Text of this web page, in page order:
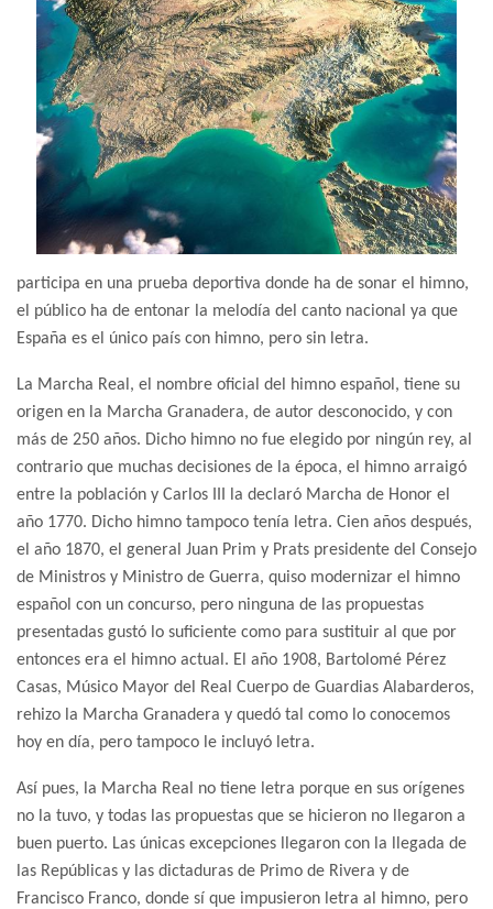
participa en una prueba deportiva donde ha de sonar el himno,
el público ha de entonar la melodía del canto nacional ya que
España es el único país con himno, pero sin letra.
La Marcha Real, el nombre oficial del himno español, tiene su
origen en la Marcha Granadera, de autor desconocido, y con
más de 250 años. Dicho himno no fue elegido por ningún rey, al
contrario que muchas decisiones de la época, el himno arraigó
entre la población y Carlos III la declaró Marcha de Honor el
año 1770. Dicho himno tampoco tenía letra. Cien años después,
el año 1870, el general Juan Prim y Prats presidente del Consejo
de Ministros y Ministro de Guerra, quiso modernizar el himno
español con un concurso, pero ninguna de las propuestas
presentadas gustó lo suficiente como para sustituir al que por
entonces era el himno actual. El año 1908, Bartolomé Pérez
Casas, Músico Mayor del Real Cuerpo de Guardias Alabarderos,
rehizo la Marcha Granadera y quedó tal como lo conocemos
hoy en día, pero tampoco le incluyó letra.
Así pues, la Marcha Real no tiene letra porque en sus orígenes
no la tuvo, y todas las propuestas que se hicieron no llegaron a
buen puerto. Las únicas excepciones llegaron con la llegada de
las Repúblicas y las dictaduras de Primo de Rivera y de
Francisco Franco, donde sí que impusieron letra al himno, pero